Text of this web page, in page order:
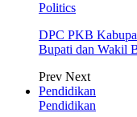
Politics
DPC PKB
Bupati dan Wakil
Prev Next
Pendidikan
Pendidikan